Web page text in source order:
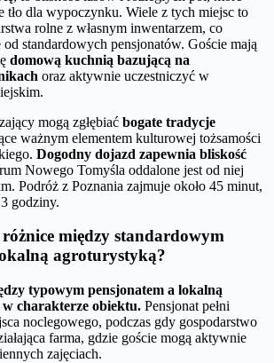
tło dla wypoczynku. Wiele z tych miejsc to
rolne z własnym inwentarzem, co
standardowych pensjonatów. Goście mają
domową kuchnią bazującą na
oraz aktywnie uczestniczyć w
mogą zgłębiać bogate tradycje
ważnym elementem kulturowej tożsamości
Dogodny dojazd zapewnia bliskość
Nowego Tomyśla oddalone jest od niej
Podróż z Poznania zajmuje około 45 minut,
godziny.
różnice między standardowym
agroturystyką?
typowym pensjonatem a lokalną
charakterze obiektu. Pensjonat pełni
noclegowego, podczas gdy gospodarstwo
farma, gdzie goście mogą aktywnie
zajęciach.